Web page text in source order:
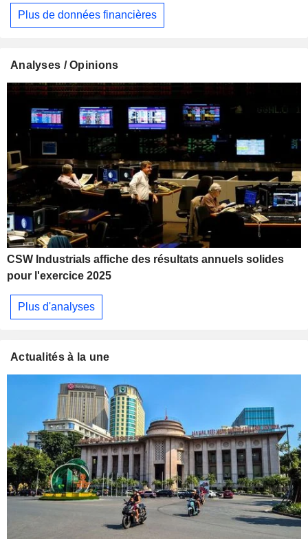
Plus de données financières
Analyses / Opinions
CSW Industrials affiche des résultats annuels solides
pour l'exercice 2025
Plus d'analyses
Actualités à la une